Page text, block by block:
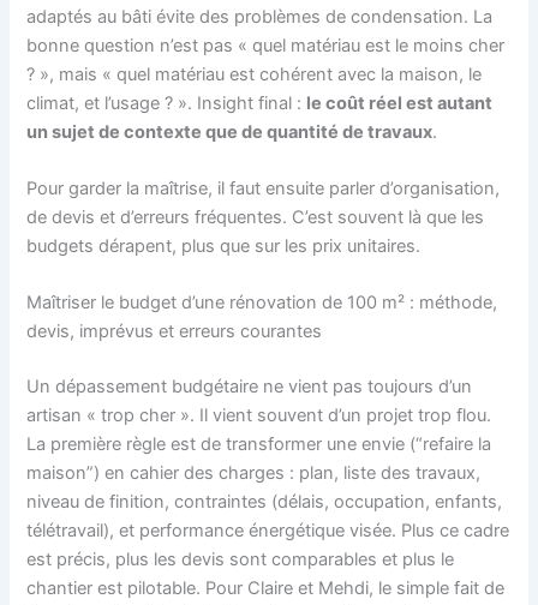
adaptés au bâti évite des problèmes de condensation. La
bonne question n’est pas « quel matériau est le moins cher
? », mais « quel matériau est cohérent avec la maison, le
climat, et l’usage ? ». Insight final : le coût réel est autant
un sujet de contexte que de quantité de travaux.
Pour garder la maîtrise, il faut ensuite parler d’organisation,
de devis et d’erreurs fréquentes. C’est souvent là que les
budgets dérapent, plus que sur les prix unitaires.
Maîtriser le budget d’une rénovation de 100 m² : méthode,
devis, imprévus et erreurs courantes
Un dépassement budgétaire ne vient pas toujours d’un
artisan « trop cher ». Il vient souvent d’un projet trop flou.
La première règle est de transformer une envie (“refaire la
maison”) en cahier des charges : plan, liste des travaux,
niveau de finition, contraintes (délais, occupation, enfants,
télétravail), et performance énergétique visée. Plus ce cadre
est précis, plus les devis sont comparables et plus le
chantier est pilotable. Pour Claire et Mehdi, le simple fait de